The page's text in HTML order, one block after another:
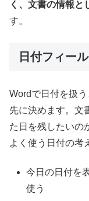
く、文書の情報と
す。
日付フィー
Wordで日付を扱
先に決めます。文
た日を残したいの
よく使う日付の考
今日の日付を
使う